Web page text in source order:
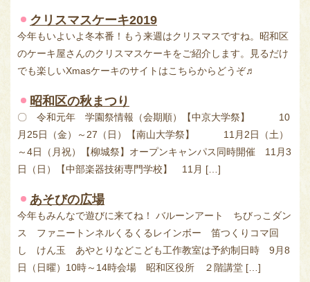
クリスマスケーキ2019
今年もいよいよ冬本番！もう来週はクリスマスですね。昭和区
のケーキ屋さんのクリスマスケーキをご紹介します。見るだけ
でも楽しいXmasケーキのサイトはこちらからどうぞ♬
昭和区の秋まつり
〇 令和元年 学園祭情報（会期順）【中京大学祭】 10
月25日（金）～27（日）【南山大学祭】 11月2日（土）
～4日（月祝）【柳城祭】オープンキャンパス同時開催 11月3
日（日）【中部楽器技術専門学校】 11月 […]
あそびの広場
今年もみんなで遊びに来てね！ バルーンアート ちびっこダン
ス ファニートンネルくるくるレインボー 笛つくりコマ回
し けん玉 あやとりなどこども工作教室は予約制日時 9月8
日（日曜）10時～14時会場 昭和区役所 ２階講堂 […]